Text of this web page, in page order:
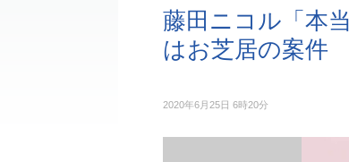
藤田ニコル「本
はお芝居の案件
2020年6月25日 6時20分